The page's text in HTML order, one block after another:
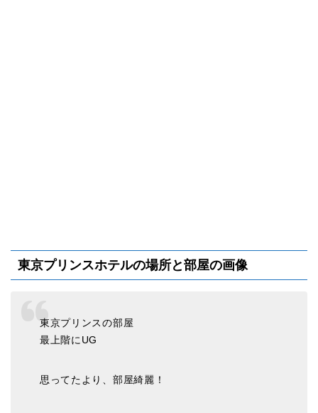
東京プリンスホテルの場所と部屋の画像
東京プリンスの部屋
最上階にUG
思ってたより、部屋綺麗！